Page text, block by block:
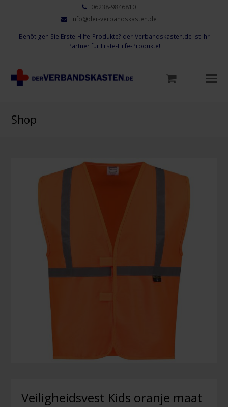
06238-9846810
info@der-verbandskasten.de
Benötigen Sie Erste-Hilfe-Produkte? der-Verbandskasten.de ist Ihr
Partner für Erste-Hilfe-Produkte!
Shop
Veiligheidsvest Kids oranje maat